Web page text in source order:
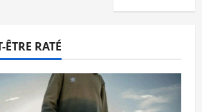
ÊTRE RATÉ